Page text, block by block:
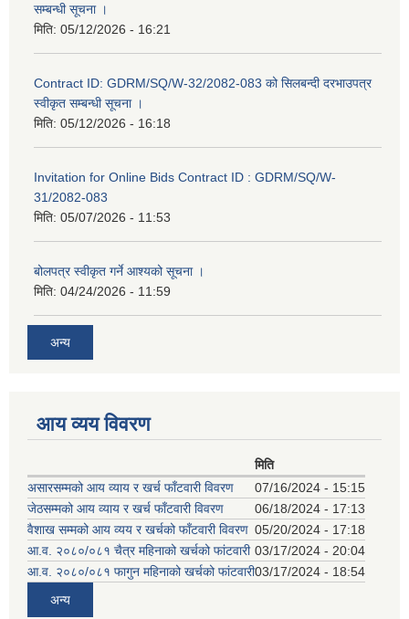
सम्बन्धी सूचना ।
मिति: 05/12/2026 - 16:21
Contract ID: GDRM/SQ/W-32/2082-083 को सिलबन्दी दरभाउपत्र
स्वीकृत सम्बन्धी सूचना ।
मिति: 05/12/2026 - 16:18
Invitation for Online Bids Contract ID : GDRM/SQ/W-
31/2082-083
मिति: 05/07/2026 - 11:53
बोलपत्र स्वीकृत गर्ने आश्यको सूचना ।
मिति: 04/24/2026 - 11:59
अन्य
आय व्यय विवरण
मिति
असारसम्मको आय व्याय र खर्च फाँटवारी विवरण
07/16/2024 - 15:15
जेठसम्मको आय व्याय र खर्च फाँटवारी विवरण
06/18/2024 - 17:13
वैशाख सम्मको आय व्यय र खर्चको फाँटवारी विवरण 05/20/2024 - 17:18
आ.व. २०८०/०८१ चैत्र महिनाको खर्चको फांटवारी 03/17/2024 - 20:04
आ.व. २०८०/०८१ फागुन महिनाको खर्चको फांटवारी03/17/2024 - 18:54
अन्य